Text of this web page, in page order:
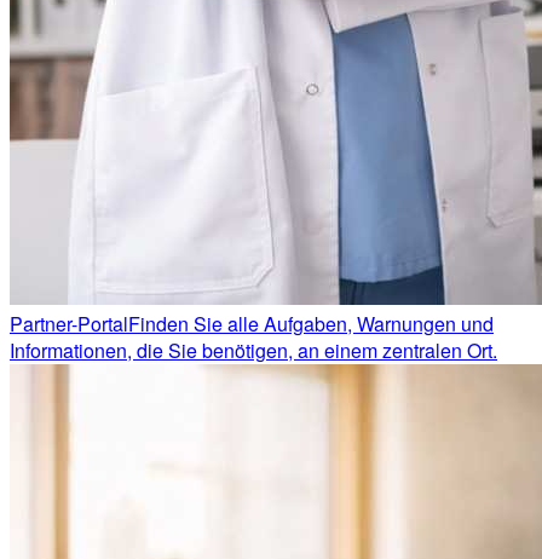
Partner-PortalFinden Sie alle Aufgaben, Warnungen und
Informationen, die Sie benötigen, an einem zentralen Ort.